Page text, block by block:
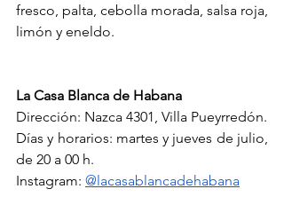
fresco, palta, cebolla morada, salsa roja,
limón y eneldo.
La Casa Blanca de Habana
Dirección: Nazca 4301, Villa Pueyrredón.
Días y horarios: martes y jueves de julio,
de 20 a 00 h.
Instagram: @lacasablancadehabana